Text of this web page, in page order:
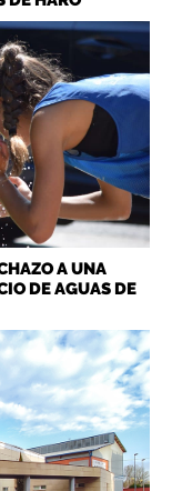
A UNA
DE AGUAS DE